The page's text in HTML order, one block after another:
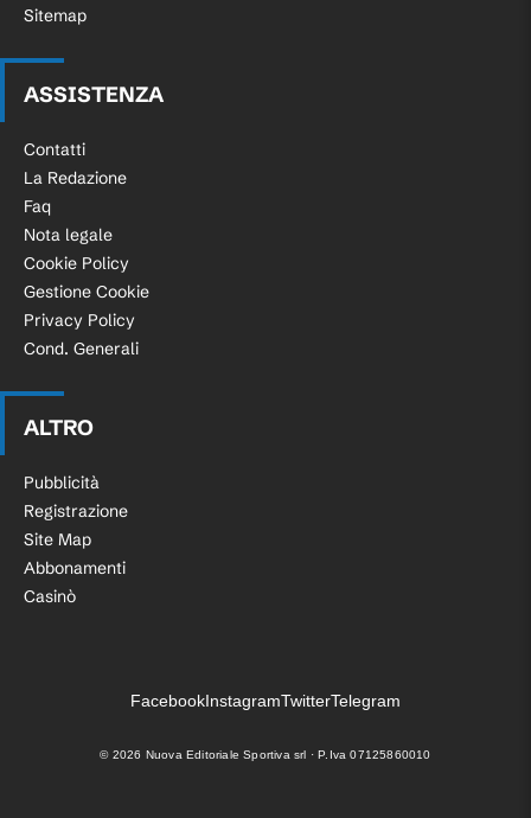
Sitemap
ASSISTENZA
Contatti
La Redazione
Faq
Nota legale
Cookie Policy
Gestione Cookie
Privacy Policy
Cond. Generali
ALTRO
Pubblicità
Registrazione
Site Map
Abbonamenti
Casinò
FacebookInstagramTwitterTelegram
© 2026 Nuova Editoriale Sportiva srl · P.Iva 07125860010